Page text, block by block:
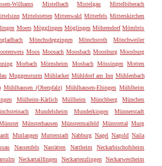
Wilhams Mistelbach Mistelgau
Mittelbiberach
Mittelstetten Mittenwald Mitterfels Mitterskirchen
Moers Mögglingen Möglingen Möhrendorf Mömbris
Mönchsdeggingen Mönchsroth
Mönchweiler
Moos Moosach Moosbach Moosburg Moosburg
Morbach Mörnsheim Mosbach Mössingen Motten
Muggensturm Mühlacker Mühldorf am Inn Mühlenbach
Mühlhausen (Oberpfalz) Mühlhausen-Ehingen Mühlheim
Mülheim-Kärlich Müllheim Münchberg
München
Mundelsheim Munderkingen
Münnerstadt
Münsterhausen Münstermaifeld Münstertal Murg
Mutlangen Mutterstadt Nabburg Nagel Nagold Naila
Nassenfels Nastätten Nattheim
Neckarbischofsheim
Neckartailfingen Neckartenzlingen Neckarwestheim